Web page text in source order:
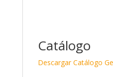
Catálogo
Descargar Catálogo